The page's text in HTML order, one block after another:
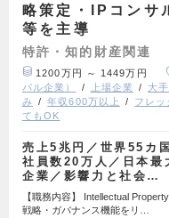
略策定・IPコンサ
等を主導
特許・知的財産関連
1200万円 ～ 1449万円
バル企業）
上場企業 大
み
年収600万以上 フレッ
てもOK
売上5兆円／世界55カ
社員数20万人／日本最
企業／影響力と社会…
【職務内容】 Intellectual
戦略・ガバナンス機能をリ…